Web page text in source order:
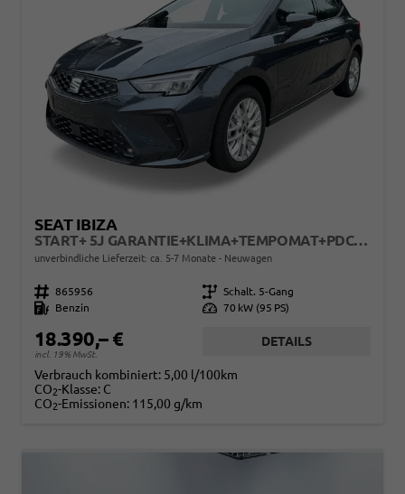
SEAT IBIZA
START+ 5J GARANTIE+KLIMA+TEMPOMAT+PDC+LED+16" ALU
unverbindliche Lieferzeit: ca. 5-7 Monate Neuwagen
Fahrzeugnr. 865956 Getriebe Schalt. 5-Gang
Kraftstoff
Benzin Leistung 70 kW (95 PS)
18.390,– €
incl. 19% MwSt.
DETAILS
Verbrauch kombiniert: 5,00 l/100km
CO2-Klasse: C
CO2-Emissionen: 115,00 g/km